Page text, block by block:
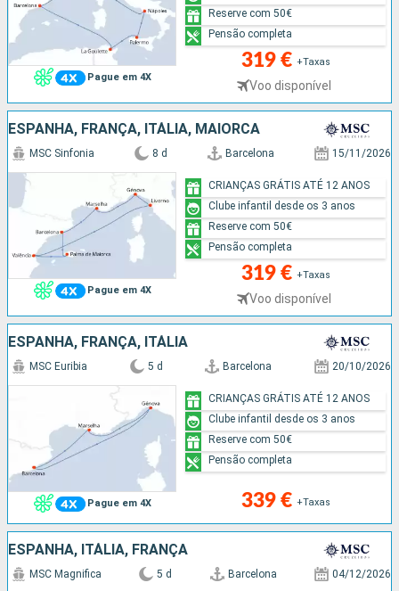
Pague em 4X
319 € +Taxas
Voo disponível
Reserve com 50€
Pensão completa
ESPANHA, FRANÇA, ITÁLIA, MAIORCA
Pague em 4X
MSC Sinfonia 8 d Barcelona 15/11/2026
319 € +Taxas
Voo disponível
CRIANÇAS GRÁTIS ATÉ 12 ANOS
Clube infantil desde os 3 anos
Reserve com 50€
Pensão completa
ESPANHA, FRANÇA, ITÁLIA
Pague em 4X
MSC Euribia 5 d Barcelona 20/10/2026
339 € +Taxas
CRIANÇAS GRÁTIS ATÉ 12 ANOS
Clube infantil desde os 3 anos
Reserve com 50€
Pensão completa
ESPANHA, ITÁLIA, FRANÇA
MSC Magnifica 5 d Barcelona 04/12/2026